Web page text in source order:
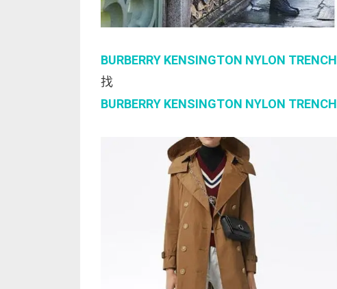
BURBERRY KENSINGTON NYLON TRENCH
找
BURBERRY KENSINGTON NYLON TRENCH